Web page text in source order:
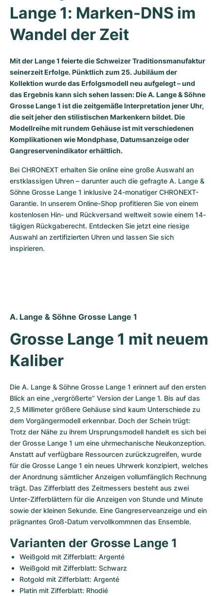
Milgauss
Oyster Perpetual
Yacht-Master
Yacht-Master II
Sea-Dweller
Sky-Dweller
Submariner
Damenuhren
Ronde
Rotonde
Crash
Pasha
Tortue
Baignoire
Ballon Blanc
Roadster
Gebraucht
Damenuhren
Professional
Bentley
Transocean
Cockpit
Chronospace
Super Avenger
Galactic
Montbrillant
Gebraucht
Damenuhren
Formula 1
Grand Carrera
Gebraucht
Damenuhren
Portofino
Portugieser
Da Vinci
Aquatimer
Spitfire
GST
Vintage
Gebraucht
Spirit of Big Bang
King Power
Gebraucht
Lange 1: Marken-DNS im
Wandel der Zeit
Mit der Lange 1 feierte die Schweizer Traditionsmanufaktur
seinerzeit Erfolge. Pünktlich zum 25. Jubiläum der
Kollektion wurde das Erfolgsmodell neu aufgelegt – und
das Ergebnis kann sich sehen lassen: Die A. Lange & Söhne
Grosse Lange 1 ist die zeitgemäße Interpretation jener Uhr,
die seit jeher den stilistischen Markenkern bildet. Die
Modellreihe mit rundem Gehäuse ist mit verschiedenen
Komplikationen wie Mondphase, Datumsanzeige oder
Gangreservenindikator erhältlich.
Bei CHRONEXT erhalten Sie online eine große Auswahl an
erstklassigen Uhren – darunter auch die gefragte A. Lange &
Söhne Grosse Lange 1 inklusive 24-monatiger CHRONEXT-
Garantie. In unserem Online-Shop profitieren Sie von einem
kostenlosen Hin- und Rückversand weltweit sowie einem 14-
tägigen Rückgaberecht. Entdecken Sie jetzt eine riesige
Auswahl an zertifizierten Uhren und lassen Sie sich
inspirieren.
A. Lange & Söhne Grosse Lange 1
Grosse Lange 1 mit neuem
Kaliber
Die A. Lange & Söhne Grosse Lange 1 erinnert auf den ersten
Blick an eine „vergrößerte“ Version der Lange 1. Bis auf das
2,5 Millimeter größere Gehäuse sind kaum Unterschiede zu
dem Vorgängermodell erkennbar. Doch der Schein trügt:
Trotz der Nähe zu ihrem Ursprungsmodell handelt es sich bei
der Grosse Lange 1 um eine uhrmechanische Neukonzeption.
Anstatt auf verfügbare Ressourcen zurückzugreifen, wurde
für die Grosse Lange 1 ein neues Uhrwerk konzipiert, welches
der Anordnung sämtlicher Anzeigen vollumfänglich Rechnung
trägt. Das Zifferblatt des Zeitmessers besteht aus zwei
Unter-Zifferblättern für die Anzeigen von Stunde und Minute
sowie der kleinen Sekunde. Eine Gangreserveanzeige und ein
prägnantes Groß-Datum vervollkommnen das Ensemble.
Varianten der Grosse Lange 1
Weißgold mit Zifferblatt: Argenté
Weißgold mit Zifferblatt: Schwarz
Rotgold mit Zifferblatt: Argenté
Platin mit Zifferblatt: Rhodié